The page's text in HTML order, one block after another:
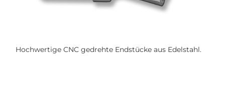
Hochwertige CNC gedrehte Endstücke aus Edelstahl.